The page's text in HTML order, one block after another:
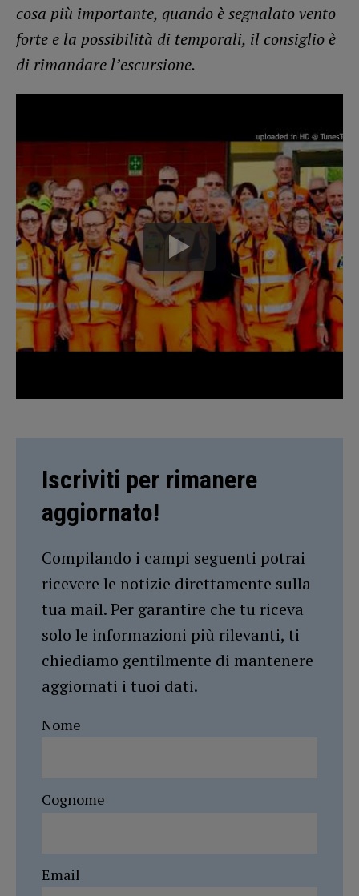
cosa più importante, quando è segnalato vento
forte e la possibilità di temporali, il consiglio è
di rimandare l’escursione.
Iscriviti per rimanere
aggiornato!
Compilando i campi seguenti potrai
ricevere le notizie direttamente sulla
tua mail. Per garantire che tu riceva
solo le informazioni più rilevanti, ti
chiediamo gentilmente di mantenere
aggiornati i tuoi dati.
Nome
Cognome
Email